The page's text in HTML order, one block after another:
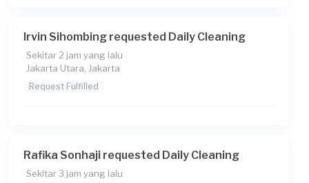
Irvin Sihombing requested Daily Cleaning
Sekitar 2 jam yang lalu
Jakarta Utara, Jakarta
Request Fulfilled
Rafika Sonhaji requested Daily Cleaning
Sekitar 3 jam yang lalu